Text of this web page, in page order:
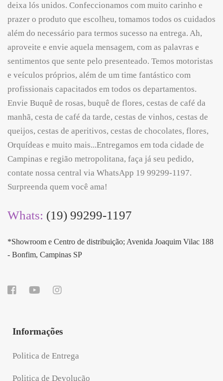
deixa lós unidos. Confeccionamos com muito carinho e
prazer o produto que escolheu, tomamos todos os cuidados
além do necessário para termos sucesso na entrega. Ah,
aproveite e envie aquela mensagem, com as palavras e
sentimentos que sente pelo presenteado. Temos motoristas
e veículos próprios, além de um time fantástico com
profissionais capacitados em todos os departamentos.
Envie Buquê de rosas, buquê de flores, cestas de café da
manhã, cesta de café da tarde, cestas de vinhos, cestas de
queijos, cestas de aperitivos, cestas de chocolates, flores,
Orquídeas e muito mais...Entregamos em toda cidade de
Campinas e região metropolitana, faça já seu pedido,
contate nossa central via WhatsApp 19 99299-1197.
Surpreenda quem você ama!
Whats: (19) 99299-1197
*Showroom e Centro de distribuição; Avenida Joaquim Vilac 188
- Bonfim, Campinas SP
Informações
Politica de Entrega
Politica de Devolução